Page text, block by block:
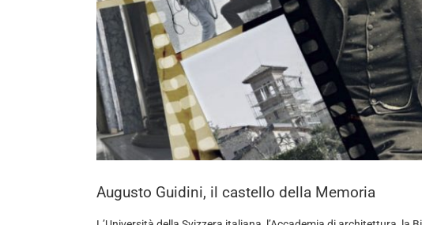
Augusto Guidini, il castello della Memoria